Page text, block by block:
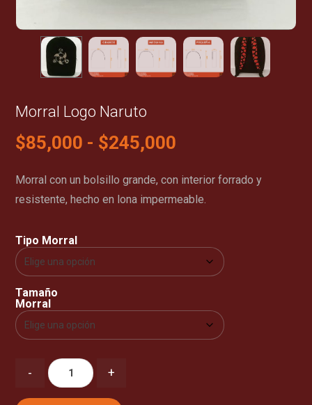
Morral Logo Naruto
$85,000 - $245,000
Morral con un bolsillo grande, con interior forrado y
resistente, hecho en lona impermeable.
Tipo Morral
Tamaño
Morral
- +